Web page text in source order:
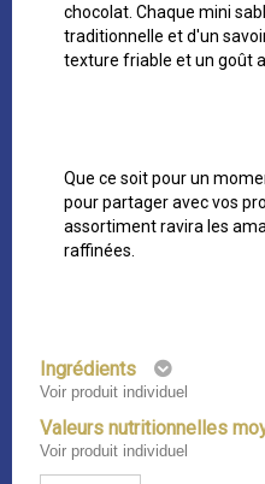
chocolat. Chaque mini
traditionnelle et d'un
texture friable et un goût
Que ce soit pour un
pour partager avec vos
assortiment ravira les
raffinées.
Ingrédients
Voir produit individuel
Valeurs nutritionnelles
Voir produit individuel